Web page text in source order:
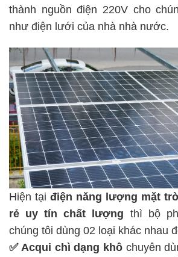
thành nguồn điện 220V cho
như điện lưới của nhà nhà nước.
Hiện tại điện năng lượng mặt
rẻ uy tín chất lượng thì bộ
chúng tôi dùng 02 loại khác nhau
✅ Acqui chì dạng khô chuyên